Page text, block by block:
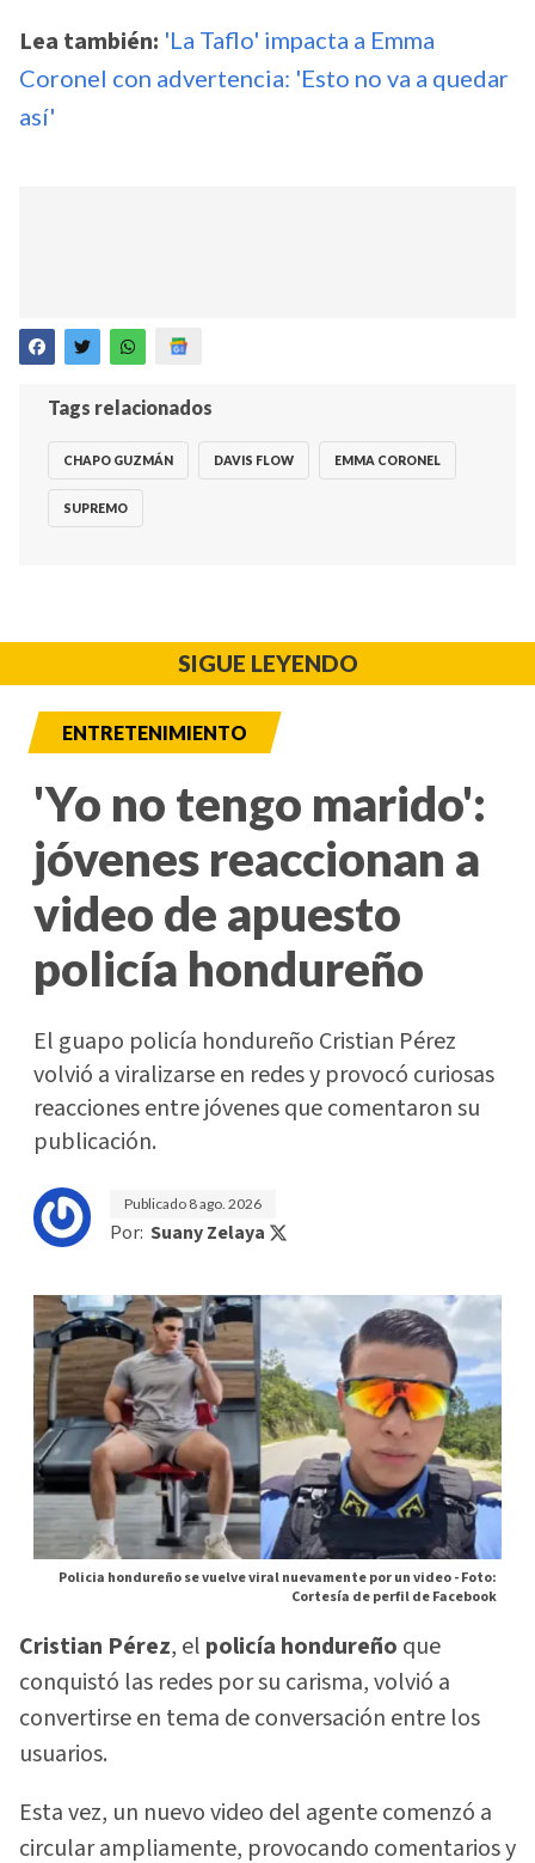
Lea también: 'La Taflo' impacta a Emma
Coronel con advertencia: 'Esto no va a quedar
así'
Tags relacionados
CHAPO GUZMÁN DAVIS FLOW EMMA CORONEL
SUPREMO
SIGUE LEYENDO
ENTRETENIMIENTO
'Yo no tengo marido':
jóvenes reaccionan a
video de apuesto
policía hondureño
El guapo policía hondureño Cristian Pérez
volvió a viralizarse en redes y provocó curiosas
reacciones entre jóvenes que comentaron su
publicación.
Publicado 8 ago. 2026
Por: Suany Zelaya
Policia hondureño se vuelve viral nuevamente por un video -Foto:
Cortesía de perfil de Facebook
Cristian Pérez, el policía hondureño que
conquistó las redes por su carisma, volvió a
convertirse en tema de conversación entre los
usuarios.
Esta vez, un nuevo video del agente comenzó a
circular ampliamente, provocando comentarios y